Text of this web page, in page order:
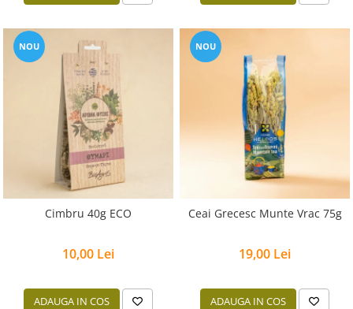
NOU
Cimbru 40g ECO
10,00 Lei
ADAUGA IN COS
NOU
Ceai Grecesc Munte Vrac 75g
19,00 Lei
ADAUGA IN COS